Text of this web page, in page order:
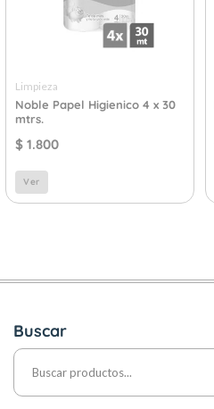
Limpieza
Noble Papel Higienico 4 x 30
mtrs.
$ 1.800
Ver
Buscar